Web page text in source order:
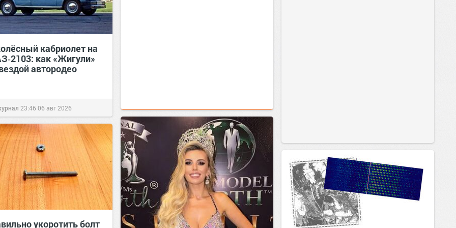
кабриолет на
как «Жигули»
автородео
23:4606 авг 2026
укоротить болт